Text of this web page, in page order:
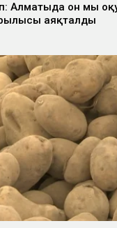
Алматыда он мың
аяқталды